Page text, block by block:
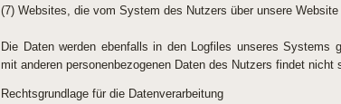
(7) Websites, die vom System des Nutzers über unsere Website
Die Daten werden ebenfalls in den Logfiles unseres Systems
mit anderen personenbezogenen Daten des Nutzers findet nicht
Rechtsgrundlage für die Datenverarbeitung